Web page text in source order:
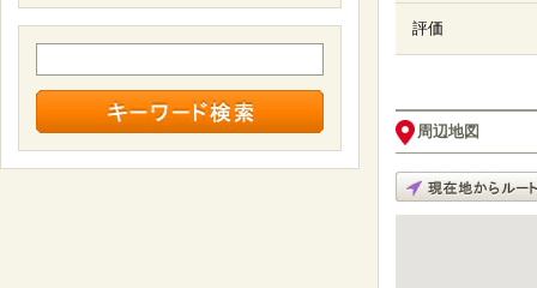
評価
周辺地図